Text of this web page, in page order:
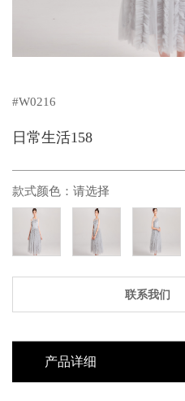
#W0216
日常生活158
款式颜色： 请选择
联系我们
产品详细